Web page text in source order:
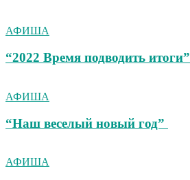
АФИША
“2022 Время подводить итоги”
АФИША
“Наш веселый новый год”
АФИША